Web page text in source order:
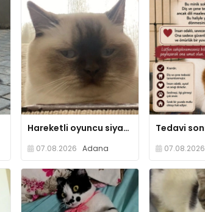
Hareketli oyuncu siyam kedisi
07.08.2026 Adana 07.08.2026